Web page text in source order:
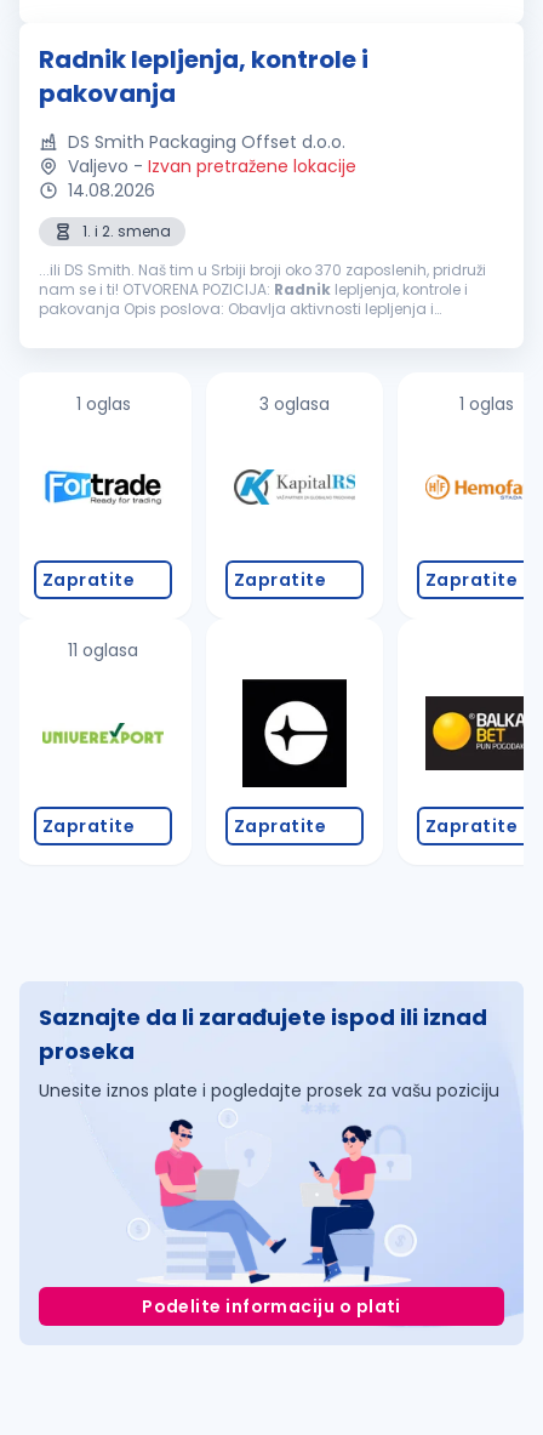
Radnik lepljenja, kontrole i
pakovanja
DS Smith Packaging Offset d.o.o.
Valjevo - Izvan pretražene lokacije
14.08.2026
1. i 2. smena
...ili DS Smith. Naš tim u Srbiji broji oko 370 zaposlenih, pridruži
nam se i ti! OTVORENA POZICIJA: Radnik lepljenja, kontrole i
pakovanja Opis poslova: Obavlja aktivnosti lepljenja i
radnoj grupi Obavlja...
1 oglas
Zapratite
11 oglasa
Zapratite
3 oglasa
Zapratite
Zapratite
1 oglas
Zapratite
Zapratite
Saznajte da li zarađujete ispod ili iznad
proseka
Unesite iznos plate i pogledajte prosek za vašu poziciju
Podelite informaciju o plati